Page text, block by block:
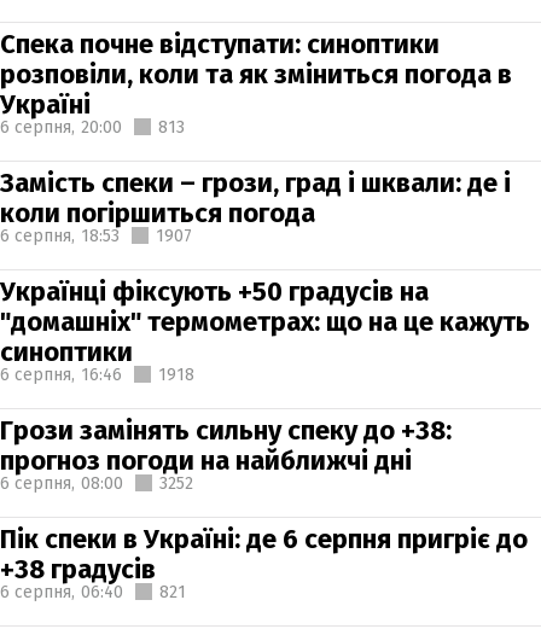
Спека почне відступати: синоптики
розповіли, коли та як зміниться погода в
Україні
6 серпня, 20:00 813
Замість спеки – грози, град і шквали: де і
коли погіршиться погода
6 серпня, 18:53 1907
Українці фіксують +50 градусів на
"домашніх" термометрах: що на це кажуть
синоптики
6 серпня, 16:46 1918
Грози замінять сильну спеку до +38:
прогноз погоди на найближчі дні
6 серпня, 08:00 3252
Пік спеки в Україні: де 6 серпня пригріє до
+38 градусів
6 серпня, 06:40 821